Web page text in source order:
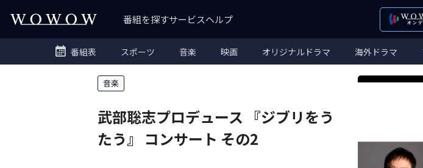
番組を探すサービスヘルプ
番組表 スポーツ 音楽 映画 オリジナルドラマ 海外ドラマ
音楽
武部聡志プロデュース 『ジブリをう
たう』 コンサート その2